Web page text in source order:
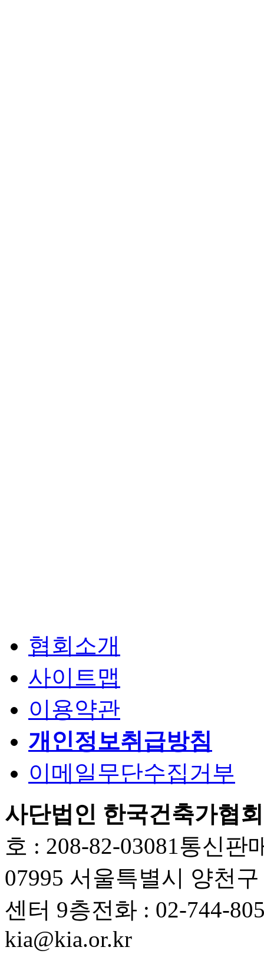
협회소개
사이트맵
이용약관
개인정보취급방침
이메일무단수집거부
사단법인 한국건축가협회
호 : 208-82-03081 통신판
07995 서울특별시 양천
센터 9층전화 : 02-744-
kia@kia.or.kr